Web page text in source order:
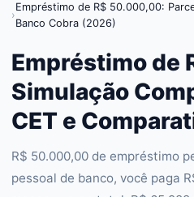
›
Empréstimo de R$ 50.000,00:
Banco Cobra (2026)
Empréstimo de
Simulação
CET e
R$ 50.000,00 de empréstimo
pessoal de banco, você paga